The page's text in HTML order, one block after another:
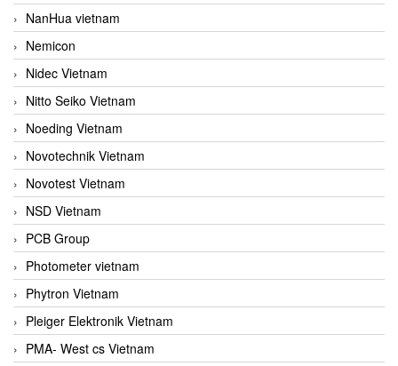
NanHua vietnam
Nemicon
Nidec Vietnam
Nitto Seiko Vietnam
Noeding Vietnam
Novotechnik Vietnam
Novotest Vietnam
NSD Vietnam
PCB Group
Photometer vietnam
Phytron Vietnam
Pleiger Elektronik Vietnam
PMA- West cs Vietnam